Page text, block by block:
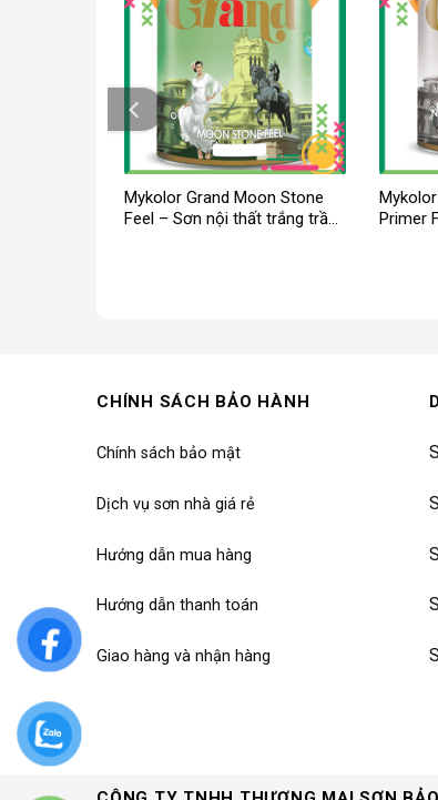
Mykolor Grand Moon Stone
Feel – Sơn nội thất trắng trần
Primer
CHÍNH SÁCH BẢO HÀNH
Chính sách bảo mật
Dịch vụ sơn nhà giá rẻ
Hướng dẫn mua hàng
Hướng dẫn thanh toán
Giao hàng và nhận hàng